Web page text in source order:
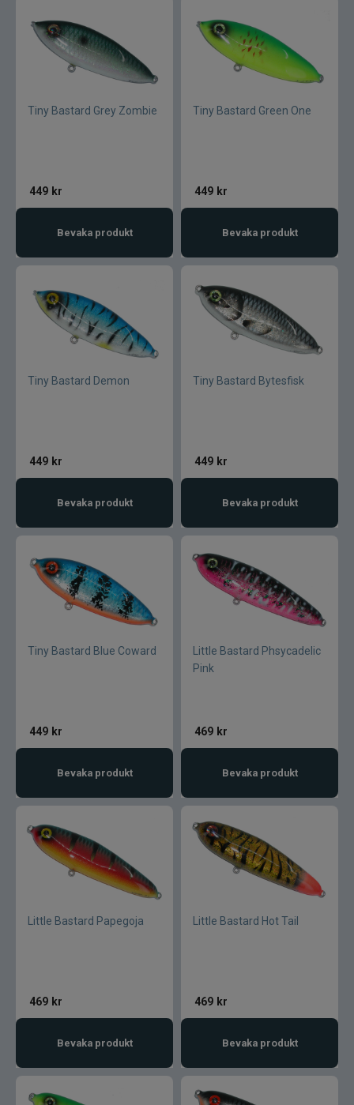
Tiny Bastard Grey Zombie
449 kr
Bevaka produkt
Tiny Bastard Green One
449 kr
Bevaka produkt
Tiny Bastard Demon
449 kr
Bevaka produkt
Tiny Bastard Bytesfisk
449 kr
Bevaka produkt
Tiny Bastard Blue Coward
449 kr
Bevaka produkt
Little Bastard Phsycadelic
Pink
469 kr
Bevaka produkt
Little Bastard Papegoja
469 kr
Bevaka produkt
Little Bastard Hot Tail
469 kr
Bevaka produkt